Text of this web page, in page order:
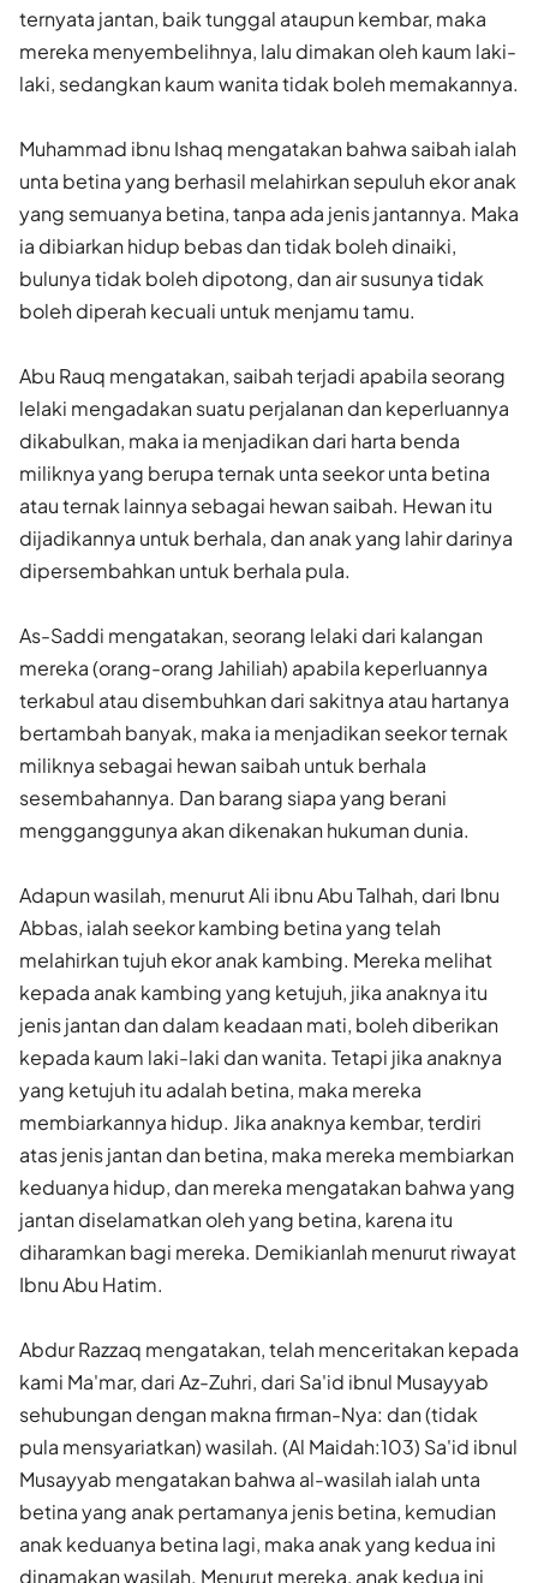
ternyata jantan, baik tunggal ataupun kembar, maka
mereka menyembelihnya, lalu dimakan oleh kaum laki-
laki, sedangkan kaum wanita tidak boleh memakannya.
Muhammad ibnu Ishaq mengatakan bahwa saibah ialah
unta betina yang berhasil melahirkan sepuluh ekor anak
yang semuanya betina, tanpa ada jenis jantannya. Maka
ia dibiarkan hidup bebas dan tidak boleh dinaiki,
bulunya tidak boleh dipotong, dan air susunya tidak
boleh diperah kecuali untuk menjamu tamu.
Abu Rauq mengatakan, saibah terjadi apabila seorang
lelaki mengadakan suatu perjalanan dan keperluannya
dikabulkan, maka ia menjadikan dari harta benda
miliknya yang berupa ternak unta seekor unta betina
atau ternak lainnya sebagai hewan saibah. Hewan itu
dijadikannya untuk berhala, dan anak yang lahir darinya
dipersembahkan untuk berhala pula.
As-Saddi mengatakan, seorang lelaki dari kalangan
mereka (orang-orang Jahiliah) apabila keperluannya
terkabul atau disembuhkan dari sakitnya atau hartanya
bertambah banyak, maka ia menjadikan seekor ternak
miliknya sebagai hewan saibah untuk berhala
sesembahannya. Dan barang siapa yang berani
mengganggunya akan dikenakan hukuman dunia.
Adapun wasilah, menurut Ali ibnu Abu Talhah, dari Ibnu
Abbas, ialah seekor kambing betina yang telah
melahirkan tujuh ekor anak kambing. Mereka melihat
kepada anak kambing yang ketujuh, jika anaknya itu
jenis jantan dan dalam keadaan mati, boleh diberikan
kepada kaum laki-laki dan wanita. Tetapi jika anaknya
yang ketujuh itu adalah betina, maka mereka
membiarkannya hidup. Jika anaknya kembar, terdiri
atas jenis jantan dan betina, maka mereka membiarkan
keduanya hidup, dan mereka mengatakan bahwa yang
jantan diselamatkan oleh yang betina, karena itu
diharamkan bagi mereka. Demikianlah menurut riwayat
Ibnu Abu Hatim.
Abdur Razzaq mengatakan, telah menceritakan kepada
kami Ma'mar, dari Az-Zuhri, dari Sa'id ibnul Musayyab
sehubungan dengan makna firman-Nya: dan (tidak
pula mensyariatkan) wasilah. (Al Maidah:103) Sa'id ibnul
Musayyab mengatakan bahwa al-wasilah ialah unta
betina yang anak pertamanya jenis betina, kemudian
anak keduanya betina lagi, maka anak yang kedua ini
dinamakan wasilah. Menurut mereka, anak kedua ini